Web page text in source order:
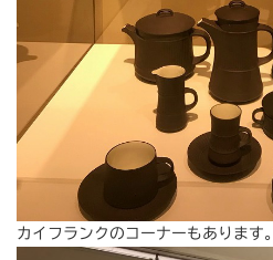
カイフランクのコーナーもあります。